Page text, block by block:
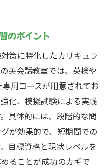
のポイント
策に特化したカリキュラ
英会話教室では、英検や
専用コースが用意されてお
化、模擬試験による実践
具体的には、段階的な問
が効果的で、短期間での
目標資格と現状レベルを
ることが成功のカギで